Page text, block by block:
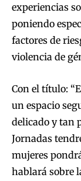
experiencias
poniendo
factores de
violencia de
Con el título:
un espacio
delicado y tan
Jornadas
mujeres
hablará sobre